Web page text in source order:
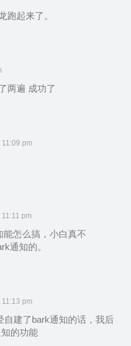
跑起来了。
两遍 成功了
pm
pm
能怎么搞，小白真不
通知的。
pm
自建了bark通知的话，我后
的功能